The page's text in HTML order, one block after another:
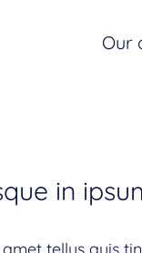
Our
in